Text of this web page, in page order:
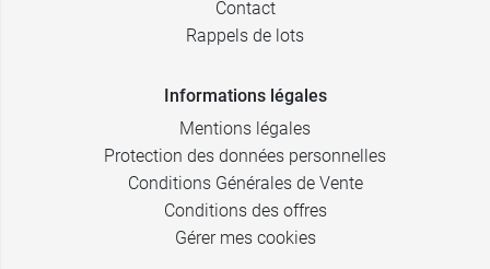
Contact
Rappels de lots
Informations légales
Mentions légales
Protection des données personnelles
Conditions Générales de Vente
Conditions des offres
Gérer mes cookies